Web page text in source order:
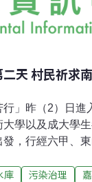
頭水庫成為世界
天 村民祈求
行」昨（2）日
學以及成大學生
，行經六甲、
村長陳顯茂、醫
庫 污染治理